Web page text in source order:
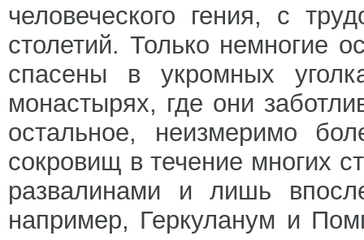
человеческого гения, с
столетий. Только немногие
спасены в укромных
монастырях, где они
остальное, неизмеримо
сокровищ в течение многих
развалинами и лишь
например, Геркуланум и